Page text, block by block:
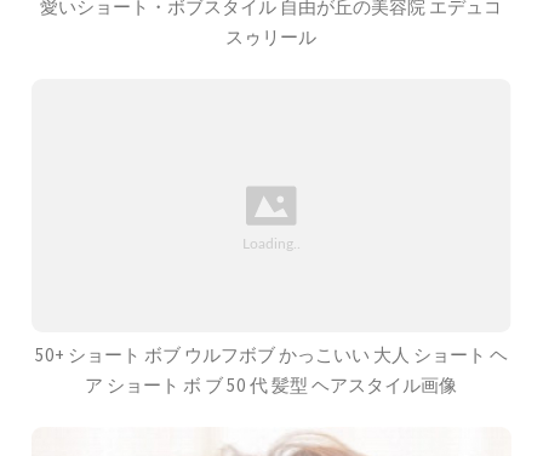
愛いショート・ボブスタイル 自由が丘の美容院 エデュコ
スゥリール
50+ ショート ボブ ウルフボブ かっこいい 大人 ショート ヘ
ア ショート ボ ブ 50 代 髪型 ヘアスタイル画像